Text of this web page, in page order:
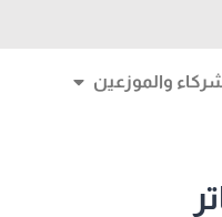
والموزعين